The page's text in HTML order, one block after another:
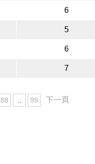
6
5
6
7
88 99 下一頁